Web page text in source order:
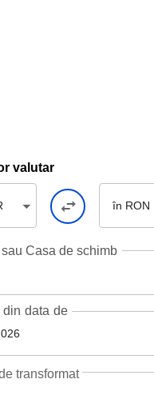
valutar
în RON
Casa de schimb
din data de
transformat